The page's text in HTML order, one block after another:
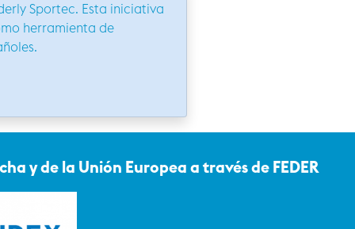
Sportec. Esta iniciativa
herramienta de
y de la Unión Europea a través de FEDER